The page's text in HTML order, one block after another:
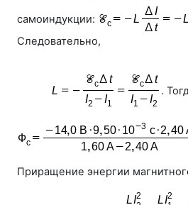
самоиндукции:
Следовательно,
.
Приращение энергии